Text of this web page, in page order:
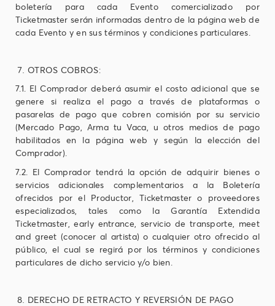
boletería para cada Evento comercializado por
Ticketmaster serán informadas dentro de la página web de
cada Evento y en sus términos y condiciones particulares.
OTROS COBROS:
7.1. El Comprador deberá asumir el costo adicional que se
genere si realiza el pago a través de plataformas o
pasarelas de pago que cobren comisión por su servicio
(Mercado Pago, Arma tu Vaca, u otros medios de pago
habilitados en la página web y según la elección del
Comprador).
7.2. El Comprador tendrá la opción de adquirir bienes o
servicios adicionales complementarios a la Boletería
ofrecidos por el Productor, Ticketmaster o proveedores
especializados, tales como la Garantía Extendida
Ticketmaster, early entrance, servicio de transporte, meet
and greet (conocer al artista) o cualquier otro ofrecido al
público, el cual se regirá por los términos y condiciones
particulares de dicho servicio y/o bien.
DERECHO DE RETRACTO Y REVERSIÓN DE PAGO